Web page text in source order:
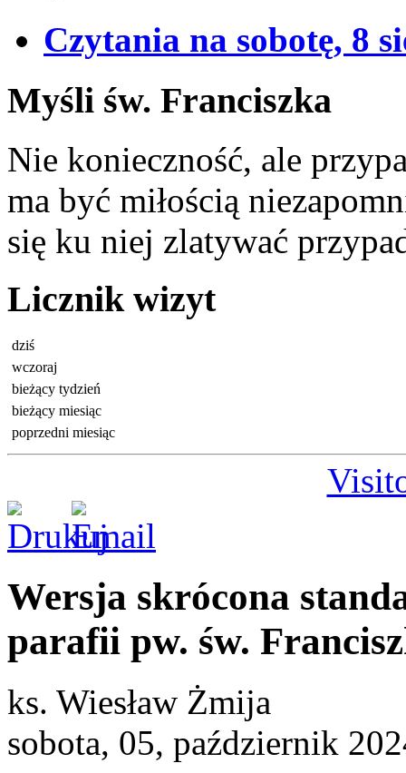
Czytania na sobotę, 8
Myśli św. Franciszka
Nie konieczność, ale
ma być miłością
się ku niej zlatywać
Licznik wizyt
dziś
wczoraj
bieżący tydzień
bieżący miesiąc
poprzedni miesiąc
Wersja skrócona
parafii pw. św.
ks. Wiesław Żmija
sobota, 05, październik